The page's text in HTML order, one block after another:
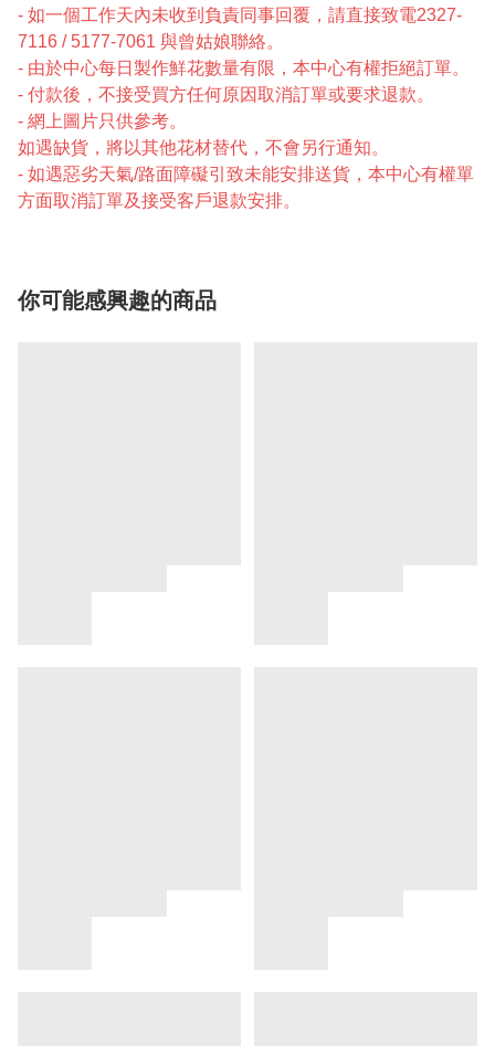
- 如一個工作天內未收到負責同事回覆，請直接致電2327-
7116 / 5177-7061 與曾姑娘聯絡。
- 由於中心每日製作鮮花數量有限，本中心有權拒絕訂單。
- 付款後，不接受買方任何原因取消訂單或要求退款。
- 網上圖片只供參考。
如遇缺貨，將以其他花材替代，不會另行通知。
- 如遇惡劣天氣/路面障礙引致未能安排送貨，本中心有權單
方面取消訂單及接受客戶退款安排。
你可能感興趣的商品